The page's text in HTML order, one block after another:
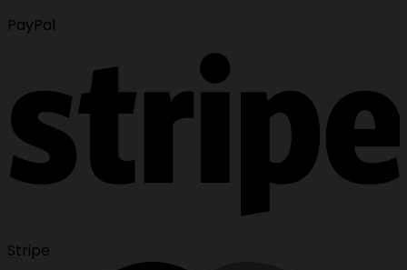
PayPal
Stripe